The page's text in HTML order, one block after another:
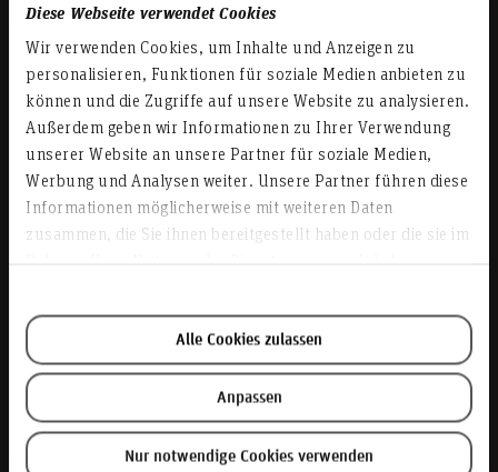
Diese Webseite verwendet Cookies
Wir verwenden Cookies, um Inhalte und Anzeigen zu
personalisieren, Funktionen für soziale Medien anbieten zu
können und die Zugriffe auf unsere Website zu analysieren.
Außerdem geben wir Informationen zu Ihrer Verwendung
unserer Website an unsere Partner für soziale Medien,
Werbung und Analysen weiter. Unsere Partner führen diese
Informationen möglicherweise mit weiteren Daten
zusammen, die Sie ihnen bereitgestellt haben oder die sie im
Alle Cookies zulassen
Anpassen
Nur notwendige Cookies verwenden
Studienbotschafter*innen der Hochschule Hannover ins
Gespräch und erhalte Einblicke in Studium und
Hochschulalltag für deine Studienorientierung - online und
direkt von Studierenden auf Augenhöhe!
Weiterlesen
04.06.2026
CampusTalk - Frag dich schlau!
Abschluss in der Tasche, aber noch keine Idee, wie es
weitergehen soll? Dann komm zu unserem CampusTalk und
frag dich schlau!